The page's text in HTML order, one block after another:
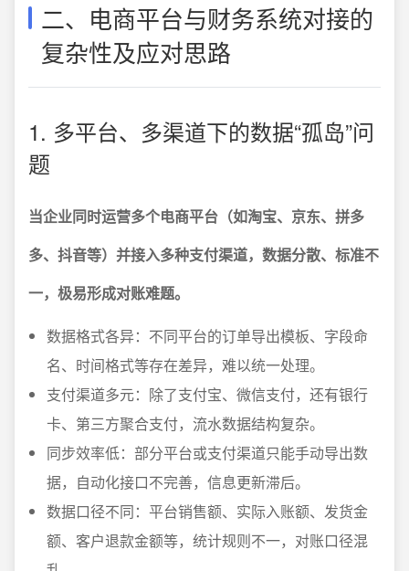
二、电商平台与财务系统对接的
复杂性及应对思路
1. 多平台、多渠道下的数据“孤岛”问
题
当企业同时运营多个电商平台（如淘宝、京东、拼多
多、抖音等）并接入多种支付渠道，数据分散、标准不
一，极易形成对账难题。
数据格式各异：不同平台的订单导出模板、字段命
名、时间格式等存在差异，难以统一处理。
支付渠道多元：除了支付宝、微信支付，还有银行
卡、第三方聚合支付，流水数据结构复杂。
同步效率低：部分平台或支付渠道只能手动导出数
据，自动化接口不完善，信息更新滞后。
数据口径不同：平台销售额、实际入账额、发货金
额、客户退款金额等，统计规则不一，对账口径混